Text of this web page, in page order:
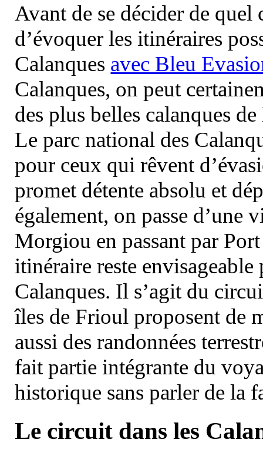
Avant de se décider de
d’évoquer les itinéraires
Calanques avec Bleu
Calanques, on peut
des plus belles calanques
Le parc national des
pour ceux qui rêvent
promet détente absolu et
également, on passe d’une
Morgiou en passant par
itinéraire reste
Calanques. Il s’agit du
îles de Frioul proposent de
aussi des randonnées
fait partie intégrante du
historique sans parler de la
Le circuit dans les